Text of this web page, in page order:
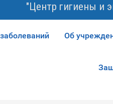
"Центр гигиены и
Об